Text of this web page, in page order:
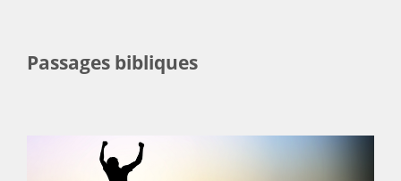
Passages bibliques